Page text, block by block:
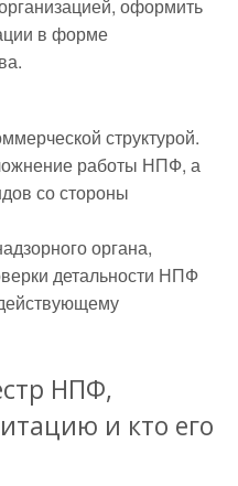
оформить
в форме
структурой.
работы НПФ, а
со стороны
органа,
детальности НПФ
НПФ,
и кто его